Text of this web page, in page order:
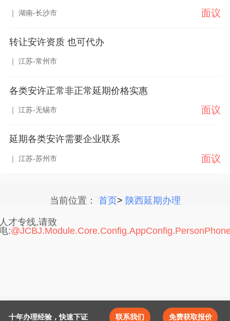
｜ 湖南-长沙市 面议
转让安许资质 也可代办
｜ 江苏-常州市
各类安许正常非正常延期价格实惠
｜ 江苏-无锡市 面议
延期各类安许需要企业联系
｜ 江苏-苏州市 面议
当前位置： 首页> 陕西延期办理
才专线,请致
:
十年办理经验，快速下证 免费获取报价
联系我们